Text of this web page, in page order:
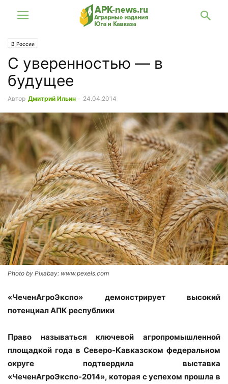
В России
С уверенностью — в
будущее
Автор Дмитрий Ильин - 24.04.2014
Photo by Pixabay: www.pexels.com
«ЧеченАгроЭкспо» демонстрирует высокий
потенциал АПК республики
Право называться ключевой агропромышленной
площадкой года в Северо-Кавказском федеральном
округе подтвердила выставка
«ЧеченАгроЭкспо-2014», которая с успехом прошла в